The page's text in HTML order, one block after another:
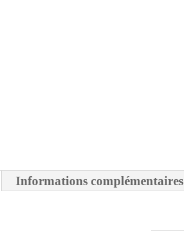
Informations complémentaires